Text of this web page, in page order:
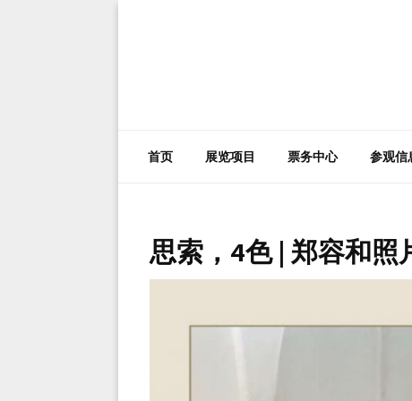
首页 展览项目 票务中心 参观信
思索，4色 | 郑容和照